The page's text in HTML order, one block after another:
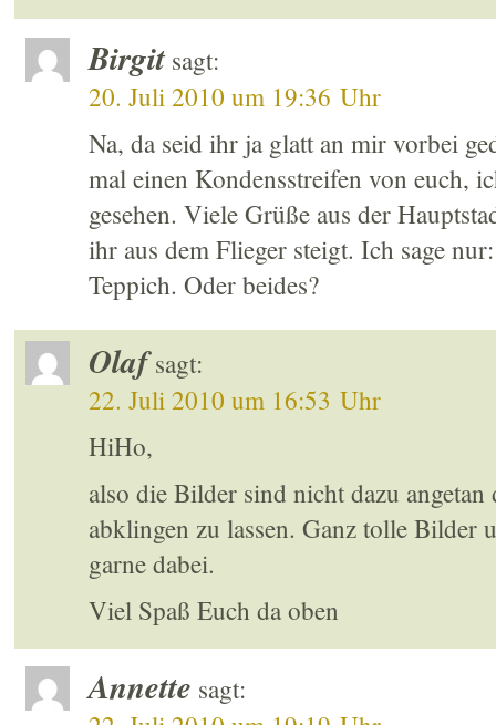
Birgit sagt:
20. Juli 2010 um 19:36 Uhr
Na, da seid ihr ja glatt an mir vorbei
mal einen Kondensstreifen von euch,
gesehen. Viele Grüße aus der
ihr aus dem Flieger steigt. Ich sage
Teppich. Oder beides?
Olaf sagt:
22. Juli 2010 um 16:53 Uhr
HiHo,
also die Bilder sind nicht dazu angetan
abklingen zu lassen. Ganz tolle Bilder
garne dabei.
Viel Spaß Euch da oben
Annette sagt: